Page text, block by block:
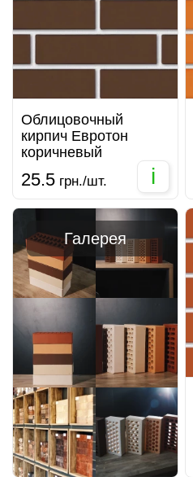
Облицовочный
кирпич Евротон
коричневый
25.5 грн./шт. i
Галерея